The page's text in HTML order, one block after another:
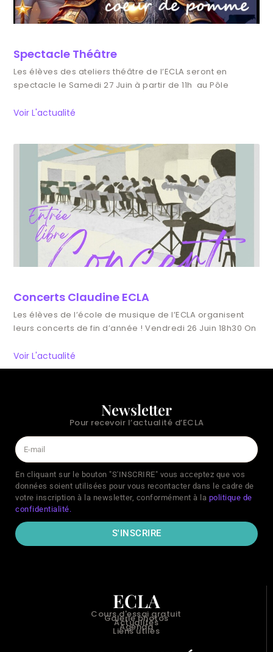
Spectacle Théâtre
Les élèves des ateliers théâtre de l’ECLA seront en
spectacle le Samedi 27 Juin à partir de 11h au Pôle
Voir L'actualité
Concerts Claudine ECLA
Les élèves de l’école de musique de l’ECLA organisent
leurs concerts de fin d’année ! Vendredi 26 Juin 18h30 On
Voir L'actualité
Newsletter
Pour recevoir l’actualité d’ECLA
En cliquant sur le bouton "S'INSCRIRE" vous acceptez que vos
données soient utilisées pour vous recontacter dans le cadre de
votre inscription à la newsletter, conformément à la politique de
confidentialité.
S'INSCRIRE
ECLA
Cours d'essai gratuit
Galerie photos
Actualités
Agenda
Liens utiles